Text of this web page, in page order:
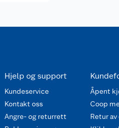
Hjelp og support
Kundeservice
Kontakt oss
Angre- og returrett
Åpent
Coop
Retur